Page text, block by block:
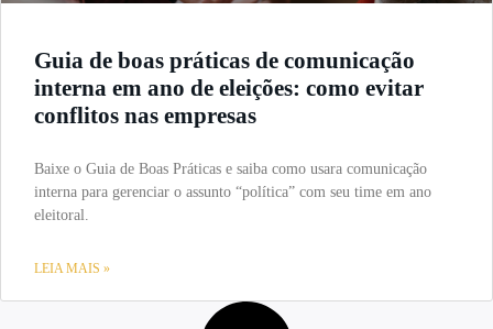
Guia de boas práticas de comunicação
interna em ano de eleições: como evitar
conflitos nas empresas
Baixe o Guia de Boas Práticas e saiba como usara comunicação
interna para gerenciar o assunto “política” com seu time em ano
eleitoral.
LEIA MAIS »